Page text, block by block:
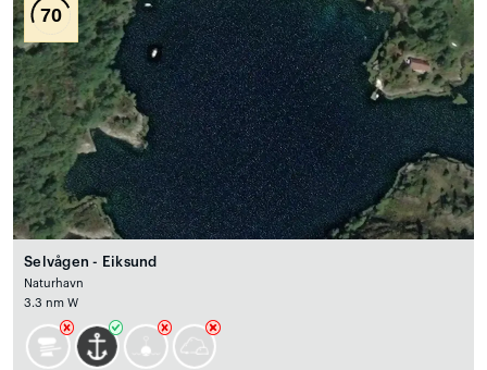
70
Selvågen - Eiksund
Naturhavn
3.3 nm W